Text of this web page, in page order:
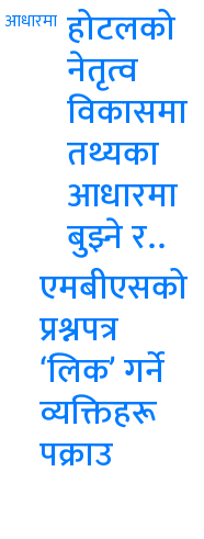
होटलको
नेतृत्व
विकासमा
तथ्यका
आधारमा
बुझ्ने र..
एमबीएसको
प्रश्नपत्र
‘लिक’ गर्ने
व्यक्तिहरू
पक्राउ